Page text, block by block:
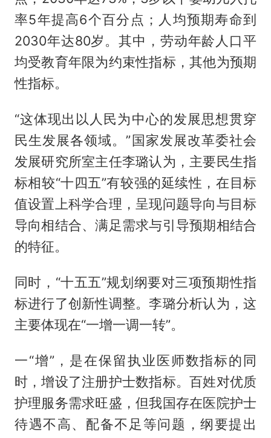
率5年提高6个百分点；人均预期寿命到
2030年达80岁。其中，劳动年龄人口平
均受教育年限为约束性指标，其他为预期
性指标。
“这体现出以人民为中心的发展思想贯穿
民生发展各领域。”国家发展改革委社会
发展研究所室主任李璐认为，主要民生指
标相较“十四五”有较强的延续性，在目标
值设置上科学合理，呈现问题导向与目标
导向相结合、满足需求与引导预期相结合
的特征。
同时，“十五五”规划纲要对三项预期性指
标进行了创新性调整。李璐分析认为，这
主要体现在“一增一调一转”。
一“增”，是在保留执业医师数指标的同
时，增设了注册护士数指标。百姓对优质
护理服务需求旺盛，但我国存在医院护士
待遇不高、配备不足等问题，纲要提出